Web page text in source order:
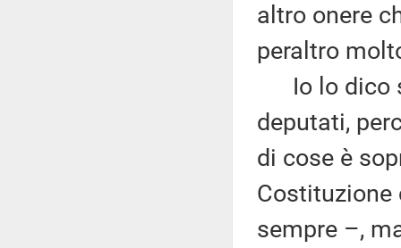
altro onere
peraltro
Io lo dico
deputati,
di cose è
sempre –,